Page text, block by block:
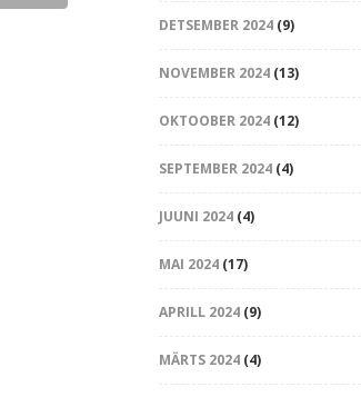
DETSEMBER 2024(9)
NOVEMBER 2024(13)
OKTOOBER 2024(12)
SEPTEMBER 2024(4)
JUUNI 2024(4)
MAI 2024(17)
APRILL 2024(9)
MÄRTS 2024(4)